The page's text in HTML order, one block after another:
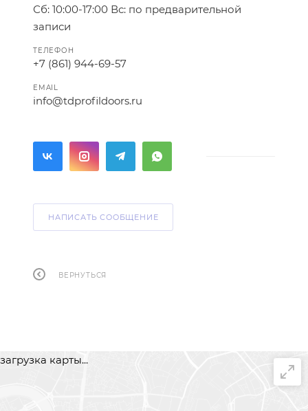
Сб: 10:00-17:00 Вс: по предварительной
записи
ТЕЛЕФОН
+7 (861) 944-69-57
EMAIL
info@tdprofildoors.ru
НАПИСАТЬ СООБЩЕНИЕ
ВЕРНУТЬСЯ
загрузка карты...